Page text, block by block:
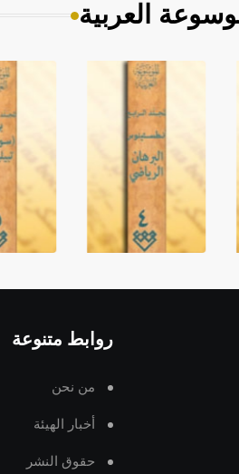
العربية
روابط متنوعة
من نحن
أخبار الهيئة
حقوق النشر